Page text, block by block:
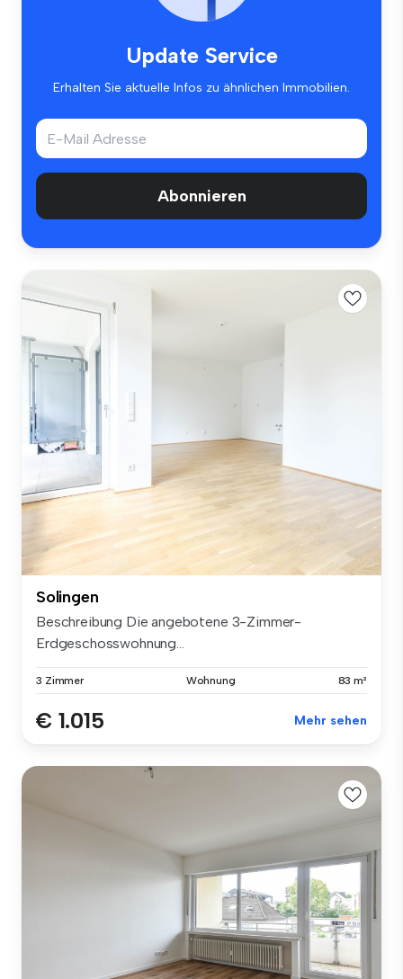
Update Service
Erhalten Sie aktuelle Infos zu ähnlichen Immobilien.
Abonnieren
Solingen
Beschreibung Die angebotene 3-Zimmer-
Erdgeschosswohnung...
3 Zimmer Wohnung 83 m²
€ 1.015 Mehr sehen